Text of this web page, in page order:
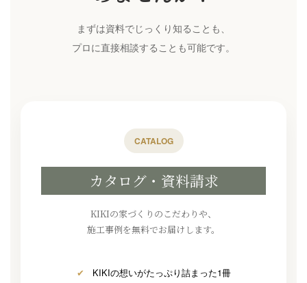
まずは資料でじっくり知ることも、
プロに直接相談することも可能です。
CATALOG
カタログ・資料請求
KIKIの家づくりのこだわりや、
施工事例を無料でお届けします。
✔ KIKIの想いがたっぷり詰まった1冊